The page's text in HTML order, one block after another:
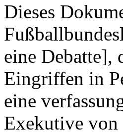
Dieses
eine Debatte],
Eingriffen in
eine
Exekutive von